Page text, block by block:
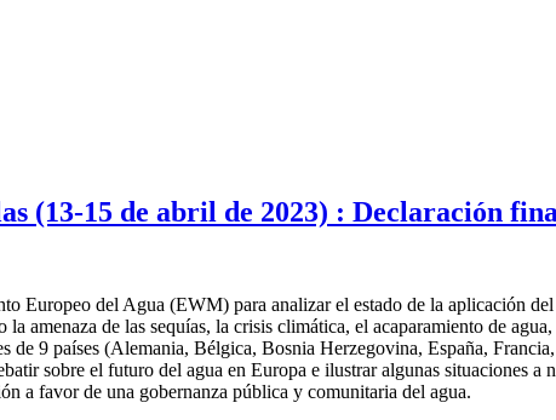
(13-15 de abril de 2023) : Declaración
Europeo del Agua (EWM) para analizar el estado de la aplicación
amenaza de las sequías, la crisis climática, el acaparamiento de
9 países (Alemania, Bélgica, Bosnia Herzegovina, España,
sobre el futuro del agua en Europa e ilustrar algunas situaciones
a favor de una gobernanza pública y comunitaria del agua.